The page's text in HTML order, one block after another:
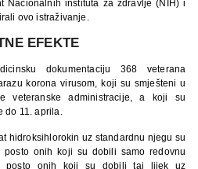
Nacionalnih instituta za zdravlje (NIH) i
ovo istraživanje.
EFEKTE
dokumentaciju 368 veterana
korona virusom, koji su smješteni u
veteranske administracije, a koji su
do 11. aprila.
hidroksihlorokin uz standardnu njegu su
onih koji su dobili samo redovnu
posto onih koji su dobili taj lijek uz